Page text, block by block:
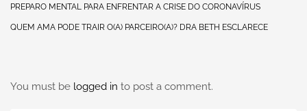
PREPARO MENTAL PARA ENFRENTAR A CRISE DO CORONAVÍRUS
QUEM AMA PODE TRAIR O(A) PARCEIRO(A)? DRA BETH ESCLARECE
You must be logged in to post a comment.